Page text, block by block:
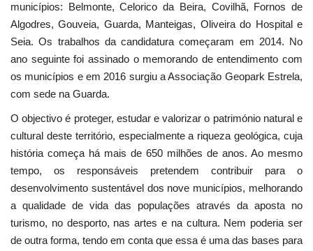
municípios: Belmonte, Celorico da Beira, Covilhã, Fornos de
Algodres, Gouveia, Guarda, Manteigas, Oliveira do Hospital e
Seia. Os trabalhos da candidatura começaram em 2014. No
ano seguinte foi assinado o memorando de entendimento com
os municípios e em 2016 surgiu a Associação Geopark Estrela,
com sede na Guarda.
O objectivo é proteger, estudar e valorizar o património natural e
cultural deste território, especialmente a riqueza geológica, cuja
história começa há mais de 650 milhões de anos. Ao mesmo
tempo, os responsáveis pretendem contribuir para o
desenvolvimento sustentável dos nove municípios, melhorando
a qualidade de vida das populações através da aposta no
turismo, no desporto, nas artes e na cultura. Nem poderia ser
de outra forma, tendo em conta que essa é uma das bases para